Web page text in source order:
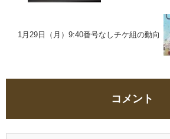
1月29日（月）9:40番号なしチケ組の動向
コメント